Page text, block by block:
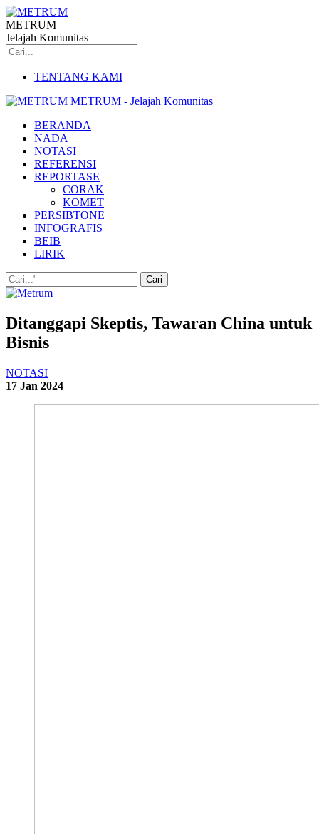
METRUM
Jelajah Komunitas
TENTANG KAMI
METRUM - Jelajah Komunitas
BERANDA
NADA
NOTASI
REFERENSI
REPORTASE
CORAK
KOMET
PERSIBTONE
INFOGRAFIS
BEIB
LIRIK
Ditanggapi Skeptis, Tawaran China untuk
Bisnis
NOTASI
17 Jan 2024